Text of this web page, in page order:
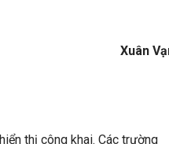
Xuân
thị công khai. Các trường